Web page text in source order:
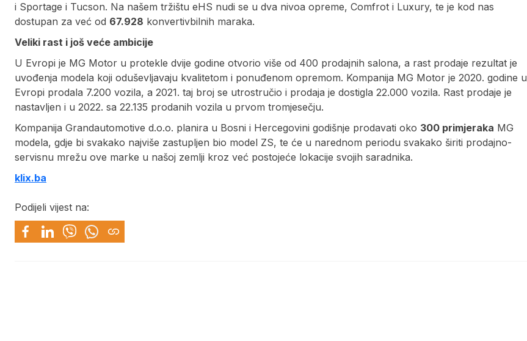
i Sportage i Tucson. Na našem tržištu eHS nudi se u dva nivoa opreme, Comfrot i Luxury, te je kod nas
dostupan za već od 67.928 konvertivbilnih maraka.
Veliki rast i još veće ambicije
U Evropi je MG Motor u protekle dvije godine otvorio više od 400 prodajnih salona, ​​a rast prodaje rezultat je
uvođenja modela koji oduševljavaju kvalitetom i ponuđenom opremom. Kompanija MG Motor je 2020. godine u
Evropi prodala 7.200 vozila, a 2021. taj broj se utrostručio i prodaja je dostigla 22.000 vozila. Rast prodaje je
nastavljen i u 2022. sa 22.135 prodanih vozila u prvom tromjesečju.
Kompanija Grandautomotive d.o.o. planira u Bosni i Hercegovini godišnje prodavati oko 300 primjeraka MG
modela, gdje bi svakako najviše zastupljen bio model ZS, te će u narednom periodu svakako širiti prodajno-
servisnu mrežu ove marke u našoj zemlji kroz već postojeće lokacije svojih saradnika.
klix.ba
Podijeli vijest na: